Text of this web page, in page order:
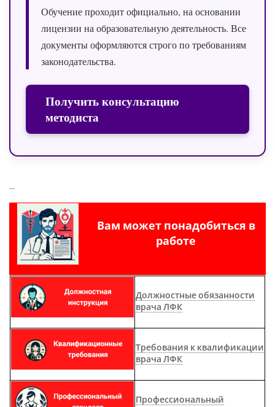
Обучение проходит официально, на основании
лицензии на образовательную деятельность. Все
документы оформляются строго по требованиям
законодательства.
Получить консультацию
методиста
...
Вам может понадобиться в
работе
Должностные обязанности
врача ЛФК
Требования к квалификации
врача ЛФК
Профессиональный